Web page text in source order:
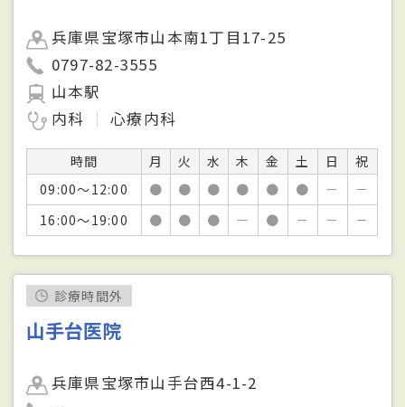
兵庫県宝塚市山本南1丁目17-25
0797-82-3555
山本駅
内科
心療内科
時間 月 火 水 木 金 土 日
祝
09:00～12:00
● ● ● ● ● ● －
－
16:00～19:00
● ● ● － ● － － －
診療時間外
山手台医院
兵庫県宝塚市山手台西4-1-2